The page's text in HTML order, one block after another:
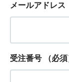
メールアドレス
受注番号 （必須